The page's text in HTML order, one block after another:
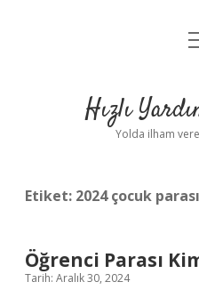
Hızlı
Yolda ilham
Etiket: 2024 çocuk
Öğrenci Parası
Tarih: Aralık 30, 2024